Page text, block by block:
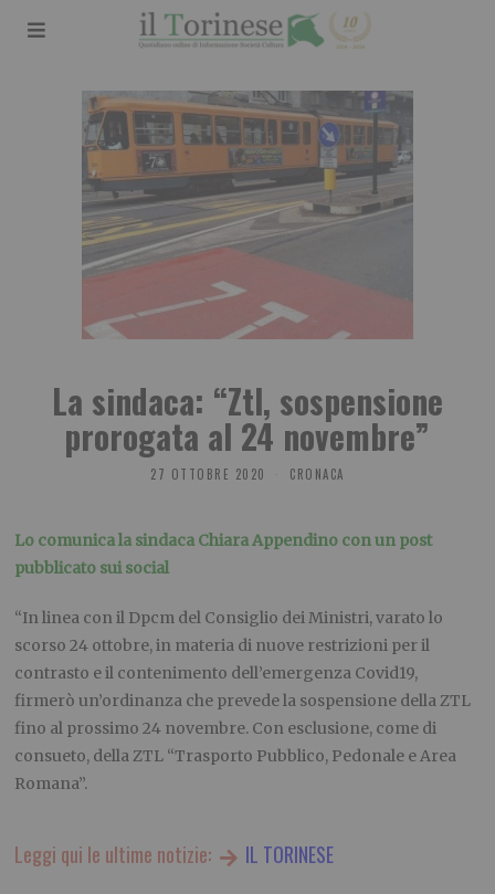
La sindaca: “Ztl, sospensione
prorogata al 24 novembre”
27 OTTOBRE 2020 CRONACA
Lo comunica la sindaca Chiara Appendino con un post
pubblicato sui social
“In linea con il Dpcm del Consiglio dei Ministri, varato lo
scorso 24 ottobre, in materia di nuove restrizioni per il
contrasto e il contenimento dell’emergenza Covid19,
firmerò un’ordinanza che prevede la sospensione della ZTL
fino al prossimo 24 novembre. Con esclusione, come di
consueto, della ZTL “Trasporto Pubblico, Pedonale e Area
Romana”.
Leggi qui le ultime notizie: IL TORINESE